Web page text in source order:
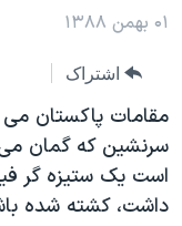
جهشورزشی
ویدیوها
فرهنگ و زندگی
حقوق شهروندی
جام جهانی ۲۰۲۶
بایگانی برنامه‌های
مستندها
انتخابات ریاست جمهوری
فرکانس‌های صدای
پخش رادیویی
یادگیری زبان
دنبال کنید
۰۱ بهمن ۱۳۸۸
اشتراک
مقامات پاکستان
سرنشین که گمان می
است یک ستیزه گر
داشت، کشته شده